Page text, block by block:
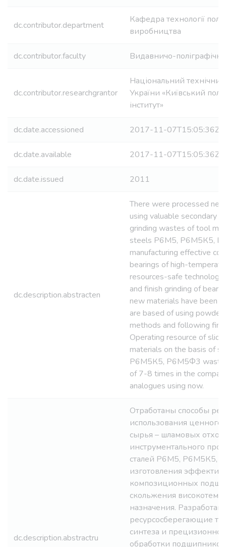
dc.contributor.department
Кафедра технології
виробництва
dc.contributor.faculty Видавничо-
dc.contributor.researchgrantor
Національний
України «Київський
інститут»
dc.date.accessioned 2017-11-07T15:05:36Z
dc.date.available 2017-11-07T15:05:36Z
dc.date.issued 2011
dc.description.abstracten
There were processed
using valuable secondary
grinding wastes of tool
steels Р6М5, Р6М5К5,
manufacturing effective
bearings of high-
resources-safe
and finish grinding of
new materials have been
are based of using
methods and following
Operating resource of
materials on the basis of
Р6М5К5, Р6М5Ф3
of 7-8 times in the
analogues using now.
dc.description.abstractru
Отработаны способы
использования ценного
сырья – шламовых
инструментального
сталей Р6М5, Р6М5К5,
изготовления
композиционных
скольжения
назначения.
ресурсосберегающие
синтеза и
обработки